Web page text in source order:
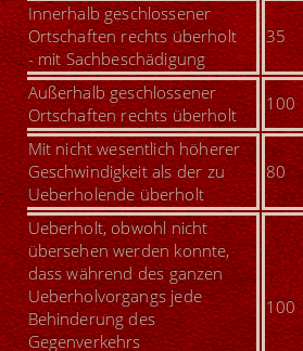
Innerhalb geschlossener
Ortschaften rechts überholt
- mit Sachbeschädigung
35
Außerhalb geschlossener
Ortschaften rechts überholt
100
Mit nicht wesentlich höherer
Geschwindigkeit als der zu
Ueberholende überholt
80
Ueberholt, obwohl nicht
übersehen werden konnte,
dass während des ganzen
Ueberholvorgangs jede
Behinderung des
Gegenverkehrs
100